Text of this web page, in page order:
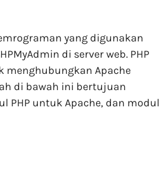
yang digunakan
di server web. PHP
menghubungkan Apache
di bawah ini bertujuan
PHP untuk Apache, dan modul